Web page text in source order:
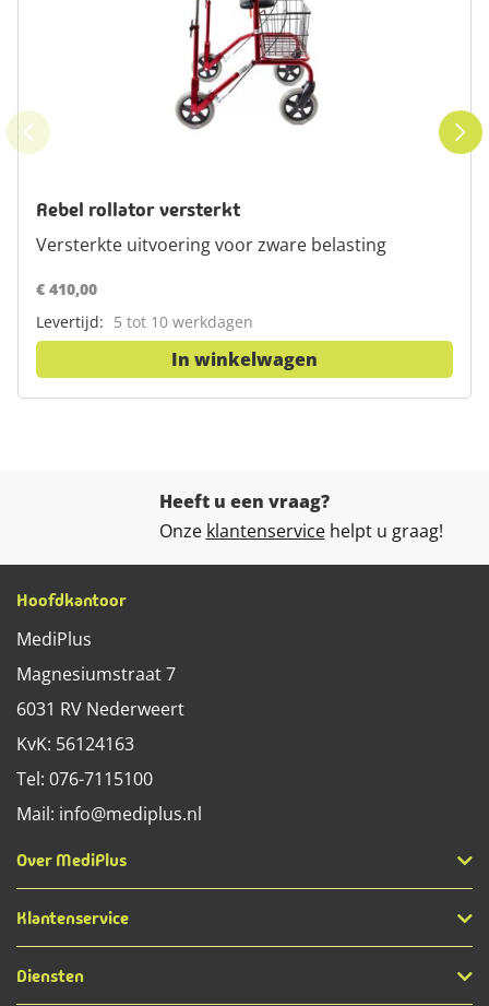
Rebel rollator versterkt
Versterkte uitvoering voor zware belasting
€ 410,00
Levertijd: 5 tot 10 werkdagen
In winkelwagen
Heeft u een vraag?
Onze klantenservicehelpt u graag!
Hoofdkantoor
MediPlus
Magnesiumstraat 7
6031 RV Nederweert
KvK: 56124163
Tel: 076-7115100
Mail: info@mediplus.nl
Over MediPlus
Klantenservice
Diensten